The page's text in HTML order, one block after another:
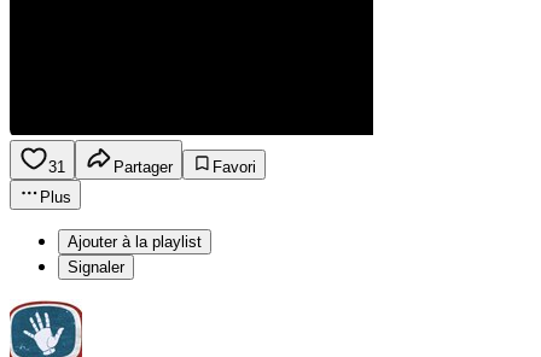
31 Partager
Favori
Plus
Ajouter à la playlist
Signaler